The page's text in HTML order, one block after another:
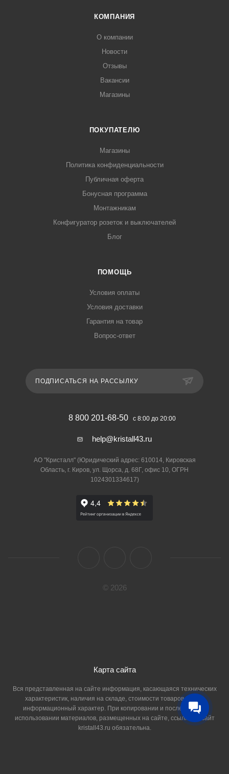
КОМПАНИЯ
О компании
Новости
Отзывы
Вакансии
Магазины
ПОКУПАТЕЛЮ
Магазины
Политика конфиденциальности
Публичная оферта
Бонусная программа
Монтажникам
Конфигуратор розеток и выключателей
Блог
ПОМОЩЬ
Условия оплаты
Условия доставки
Гарантия на товар
Вопрос-ответ
ПОДПИСАТЬСЯ НА РАССЫЛКУ
8 800 201-68-50 с 8:00 до 20:00
help@kristall43.ru
АО "Кристалл" (Юридический адрес: 610014, Кировская
Область, г. Киров, ул. Щорса, д. 68Г, офис 10, ОГРН
1024301334617)
© 2026
Карта сайта
Вся представленная на сайте информация, касающаяся технических
характеристик, наличия на складе, стоимости товаров, носит
информационный характер. При копировании и последующем
использовании материалов, размещенных на сайте, ссылка на сайт
kristall43.ru обязательна.